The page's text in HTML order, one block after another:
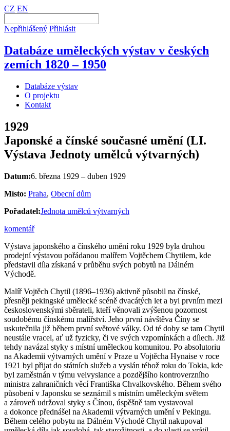
CZ EN
Nepřihlášený Přihlásit
Databáze uměleckých výstav v českých
zemích 1820 – 1950
Databáze výstav
O projektu
Kontakt
1929
Japonské a čínské současné umění (LI.
Výstava Jednoty umělců výtvarných)
Datum:6. března 1929 – duben 1929
Místo: Praha, Obecní dům
Pořadatel:Jednota umělců výtvarných
komentář
Výstava japonského a čínského umění roku 1929 byla druhou
prodejní výstavou pořádanou malířem Vojtěchem Chytilem, kde
představil díla získaná v průběhu svých pobytů na Dálném
Východě.
Malíř Vojtěch Chytil (1896–1936) aktivně působil na čínské,
přesněji pekingské umělecké scéně dvacátých let a byl prvním mezi
československými sběrateli, kteří věnovali zvýšenou pozornost
soudobému čínskému malířství. Jeho první návštěva Číny se
uskutečnila již během první světové války. Od té doby se tam Chytil
neustále vracel, ať už fyzicky, či ve svých vzpomínkách a dílech. Již
tehdy navázal styky s místní uměleckou komunitou. Po absolutoriu
na Akademii výtvarných umění v Praze u Vojtěcha Hynaise v roce
1921 byl přijat do státních služeb a vyslán téhož roku do Tokia, kde
byl zaměstnán v týmu velvyslance a pozdějšího kontroverzního
ministra zahraničních věcí Františka Chvalkovského. Během svého
působení v Japonsku se seznámil s místním uměleckým světem
a zároveň udržoval styky s Čínou, úspěšně tam vystavoval
a dokonce přednášel na Akademii výtvarných umění v Pekingu.
Během celého pobytu na Dálném Východě Chytil nakupoval